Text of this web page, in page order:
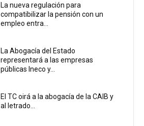
La nueva regulación para
compatibilizar la pensión con un
empleo entra...
La Abogacía del Estado
representará a las empresas
públicas Ineco y...
El TC oirá a la abogacía de la CAIB y
al letrado...